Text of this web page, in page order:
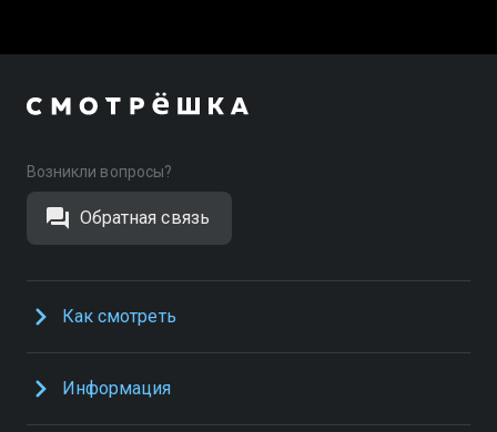
Возникли вопросы?
Обратная связь
Как смотреть
Информация